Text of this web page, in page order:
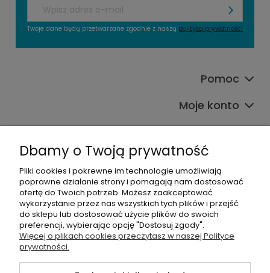
Twoje dane będą przetwarzane zgodnie z naszą polityką prywatności
Pomoc
Moje konto
O nas
Kategorie produktowe
©2026 Wszelkie Prawa Zastrzeżone |Alians-shop
Szablon Master byEcommercy
Dbamy o Twoją prywatność
Pliki cookies i pokrewne im technologie umożliwiają
poprawne działanie strony i pomagają nam dostosować
ofertę do Twoich potrzeb. Możesz zaakceptować
wykorzystanie przez nas wszystkich tych plików i przejść
do sklepu lub dostosować użycie plików do swoich
preferencji, wybierając opcję "Dostosuj zgody".
Więcej o plikach cookies przeczytasz w naszej Polityce
prywatności.